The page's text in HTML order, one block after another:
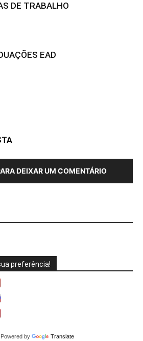
DE TRABALHO
EAD
DEIXAR UM COMENTÁRIO
preferência!
Powered by Translate